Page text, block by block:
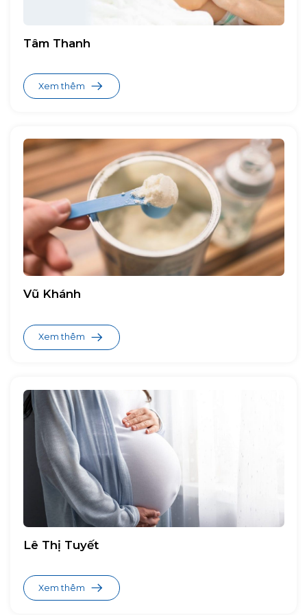
ColosBaby Lactoferrin
Sữa uống dinh dưỡng Oggi Gold PRO
Sữa uống dinh dưỡng Oggi Gold GROW
ColosBaby Gold
ColosBaby Lactoferrin
ColosBaby Gold Pedia
Oggi Gold PRO Nutritional Drink
Oggi Gold GROW Nutritional Drink
Oggi Gold SMARTIE Nutritional Drink
ColosBaby Gold D3K2
Colos DHA+
Colos Opti
Oggi Fruit Milk Drink
Tâm Thanh
Xem thêm
Vũ Khánh
Xem thêm
Lê Thị Tuyết
Xem thêm